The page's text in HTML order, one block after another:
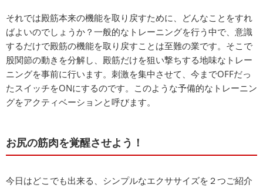
それでは殿筋本来の機能を取り戻すために、どんなことをすれ
ばよいのでしょうか？一般的なトレーニングを行う中で、意識
するだけで殿筋の機能を取り戻すことは至難の業です。そこで
股関節の動きを分解し、殿筋だけを狙い撃ちする地味なトレー
ニングを事前に行います。刺激を集中させて、今までOFFだっ
たスイッチをONにするのです。このような予備的なトレーニン
グをアクティベーションと呼びます。
お尻の筋肉を覚醒させよう！
今日はどこでも出来る、シンプルなエクササイズを２つご紹介